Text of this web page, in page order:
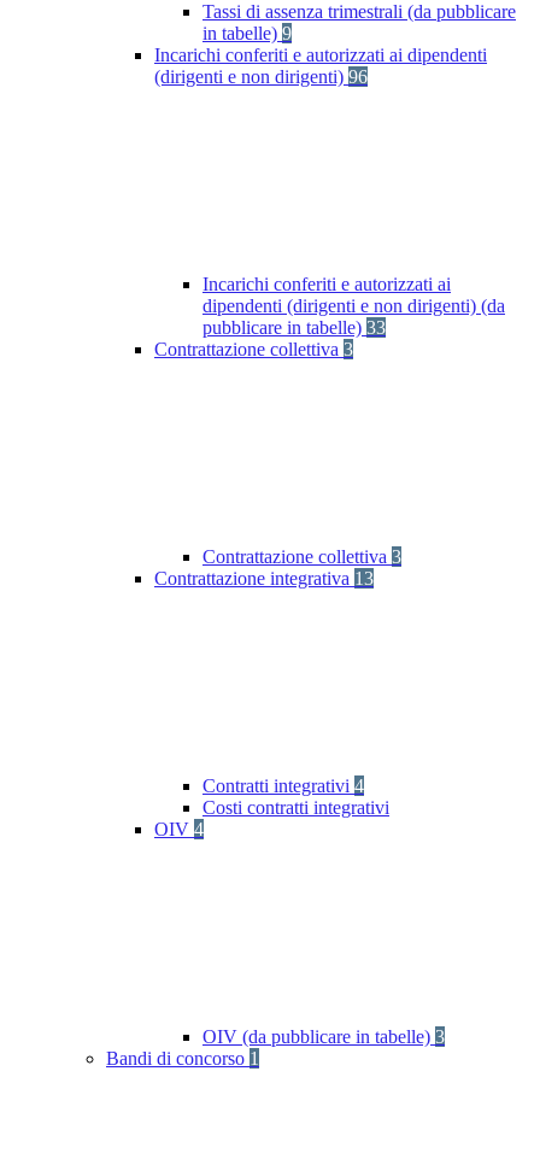
Tassi di assenza trimestrali (da pubblicare
in tabelle) 9
Incarichi conferiti e autorizzati ai dipendenti
(dirigenti e non dirigenti) 96
Incarichi conferiti e autorizzati ai
dipendenti (dirigenti e non dirigenti) (da
pubblicare in tabelle) 33
Contrattazione collettiva 3
Contrattazione collettiva 3
Contrattazione integrativa 13
Contratti integrativi 4
Costi contratti integrativi
OIV 4
OIV (da pubblicare in tabelle) 3
Bandi di concorso 1